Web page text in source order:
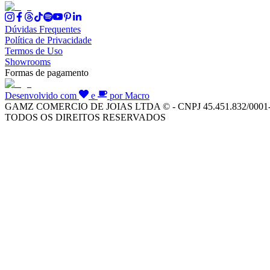
Dúvidas Frequentes
Política de Privacidade
Termos de Uso
Showrooms
Formas de pagamento
Desenvolvido com e
por Macro
GAMZ COMERCIO DE JOIAS LTDA © - CNPJ 45.451.832/
TODOS OS DIREITOS RESERVADOS